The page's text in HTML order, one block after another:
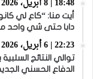
18:48 | 8 أبريل، 2026
أيت منا: “كاع لي
دابا حتى شي واحد
22:23 | 6 أبريل، 2026
توالي النتائج
الدفاع الحسني